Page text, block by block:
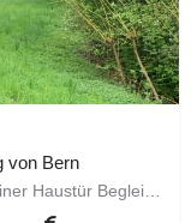
von Bern
Entdecke die Kraft der Natur direkt vor deiner Haustür Begleite mich auf einem faszinierenden Spaziergang…